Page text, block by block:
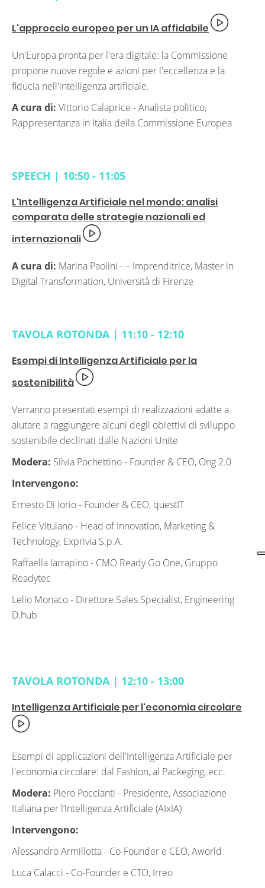
L'approccio europeo per un IA affidabile
Un'Europa pronta per l'era digitale: la Commissione
propone nuove regole e azioni per l'eccellenza e la
fiducia nell'intelligenza artificiale.
A cura di: Vittorio Calaprice -Analista politico,
Rappresentanza in Italia della Commissione Europea
SPEECH | 10:50 - 11:05
L'Intelligenza Artificiale nel mondo: analisi
comparata delle strategie nazionali ed
internazionali
A cura di: Marina Paolini -– Imprenditrice, Master in
Digital Transformation, Università di Firenze
TAVOLA ROTONDA | 11:10 - 12:10
Esempi di Intelligenza Artificiale per la
sostenibilità
Verranno presentati esempi di realizzazioni adatte a
aiutare a raggiungere alcuni degli obiettivi di sviluppo
sostenibile declinati dalle Nazioni Unite
Modera: Silvia Pochettino - Founder & CEO, Ong 2.0
Intervengono:
Ernesto Di Iorio - Founder & CEO, questIT
Felice Vitulano - Head of Innovation, Marketing &
Technology, Exprivia S.p.A.
Raffaella Iarrapino - CMO Ready Go One, Gruppo
Readytec
Lelio Monaco - Direttore Sales Specialist, Engineering
D.hub
TAVOLA ROTONDA | 12:10 - 13:00
Intelligenza Artificiale per l'economia circolare
Esempi di applicazioni dell'Intelligenza Artificiale per
l'economia circolare: dal Fashion, al Packeging, ecc.
Modera: Piero Poccianti - Presidente,Associazione
Italiana per l’Intelligenza Artificiale (AIxIA)
Intervengono:
Alessandro Armillotta - Co-Founder e CEO, Aworld
Luca Calacci - Co-Founder e CTO, Irreo